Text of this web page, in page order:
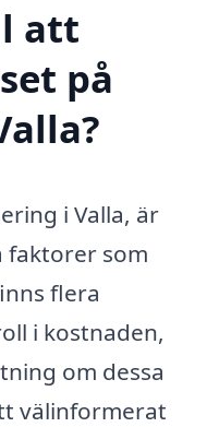
att
på
i Valla, är
faktorer som
flera
i kostnaden,
om dessa
välinformerat